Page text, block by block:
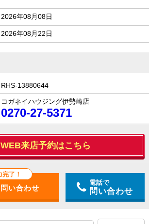
2026年08月08日
2026年08月22日
RHS-13880644
コガネイハウジング伊勢崎店
0270-27-5371
WEB来店予約はこちら
了！
電話で
問い合わせ